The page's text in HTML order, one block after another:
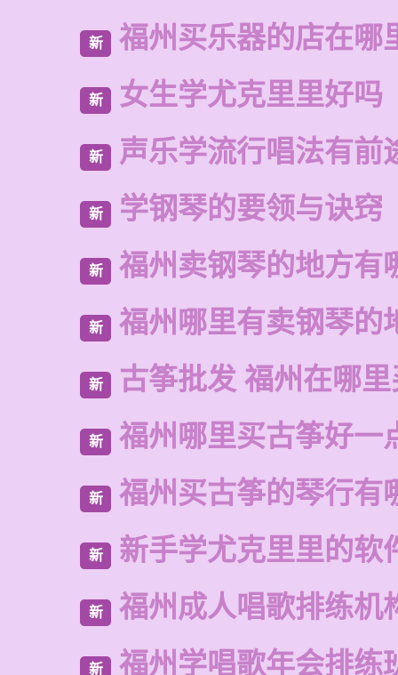
新 福州买乐器的店在哪
新 女生学尤克里里好吗
新 声乐学流行唱法有前
新 学钢琴的要领与诀窍
新 福州卖钢琴的地方有
新 福州哪里有卖钢琴的
新 古筝批发 福州在哪
新 福州哪里买古筝好一
新 福州买古筝的琴行有
新 新手学尤克里里的软
新 福州成人唱歌排练机
新 福州学唱歌年会排练